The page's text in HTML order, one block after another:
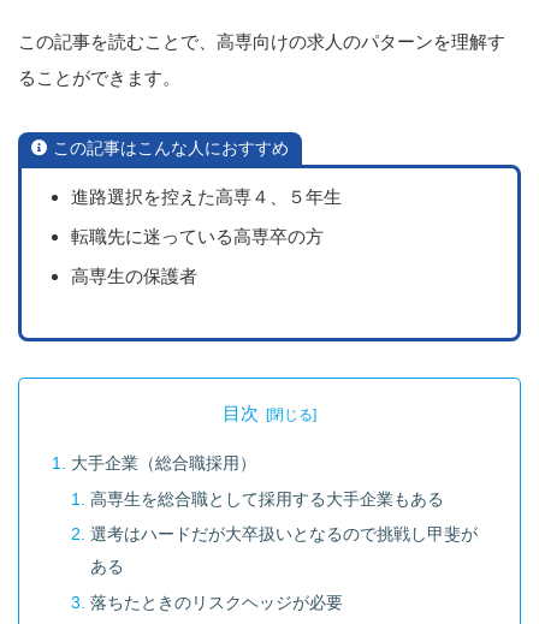
この記事を読むことで、高専向けの求人のパターンを理解す
ることができます。
この記事はこんな人におすすめ
進路選択を控えた高専４、５年生
転職先に迷っている高専卒の方
高専生の保護者
目次
大手企業（総合職採用）
高専生を総合職として採用する大手企業もある
選考はハードだが大卒扱いとなるので挑戦し甲斐が
ある
落ちたときのリスクヘッジが必要